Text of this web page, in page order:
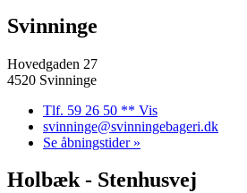
Svinninge
Hovedgaden 27
4520 Svinninge
Tlf. 59 26 50 ** Vis
svinninge@svinningebageri.dk
Se åbningstider »
Holbæk - Stenhusvej